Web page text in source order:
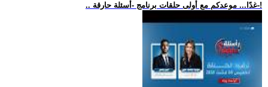
.. غدًا... موعدكم مع أولى حلقات برنامج -أسئلة حارقة-!